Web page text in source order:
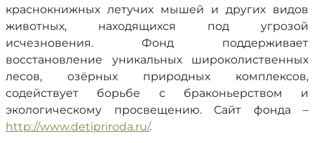
краснокнижных летучих мышей и других видов
животных, находящихся под угрозой
исчезновения. Фонд поддерживает
восстановление уникальных широколиственных
лесов, озёрных природных комплексов,
содействует борьбе с браконьерством и
экологическому просвещению. Сайт фонда –
http://www.detipriroda.ru/.